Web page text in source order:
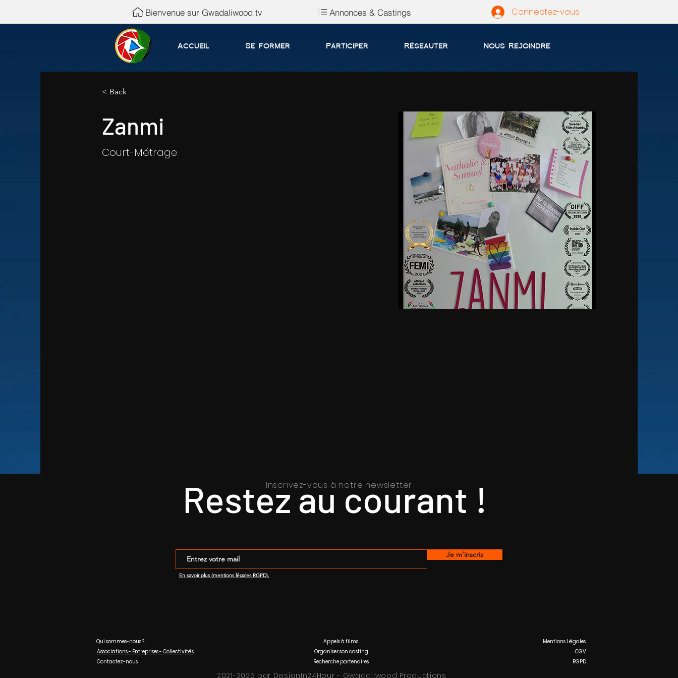
Bienvenue sur Gwadaliwood.tv Annonces & Castings Connectez-vous
Accueil Se former Participer Réseauter Nous Rejoindre
< Back
Zanmi
Court-Métrage
Restez au courant !
Inscrivez-vous à notre newsletter
Je m'inscris
En savoir plus (mentions légales RGPD).
Qui sommes-nous ?
Associations - Entreprises - Collectivités
Contactez-nous
Appels à films
Organiser son casting
Recherche partenaires
Mentions Légales
CGV
RGPD
2021-2025 par DesignIn24Hour - Gwadaliwood Productions